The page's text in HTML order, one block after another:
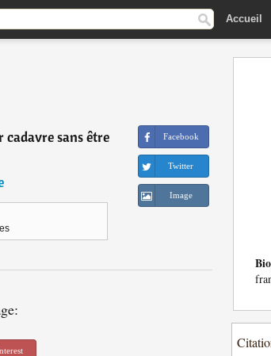
Accueil
cadavre sans être
Facebook
Twitter
Image